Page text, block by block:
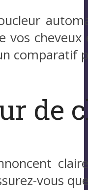
vos
comparatif
de
vous